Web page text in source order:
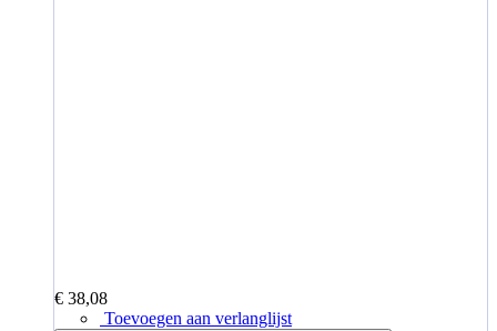
€ 38,08
Toevoegen aan verlanglijst